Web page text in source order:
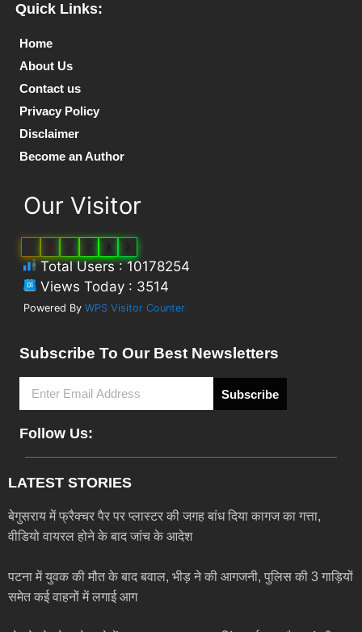
Quick Links:
Home
About Us
Contact us
Privacy Policy
Disclaimer
Become an Author
Our Visitor
1 0 1 2
Total Users : 10178254
Views Today : 3514
Powered By WPS Visitor Counter
Subscribe To Our Best Newsletters
Subscribe
Follow Us:
LATEST STORIES
बेगुसराय में फ्रैक्चर पैर पर प्लास्टर की जगह बांध दिया कागज का गत्ता,
वीडियो वायरल होने के बाद जांच के आदेश
पटना में युवक की मौत के बाद बवाल, भीड़ ने की आगजनी, पुलिस की 3 गाड़ियों
समेत कई वाहनों में लगाई आग